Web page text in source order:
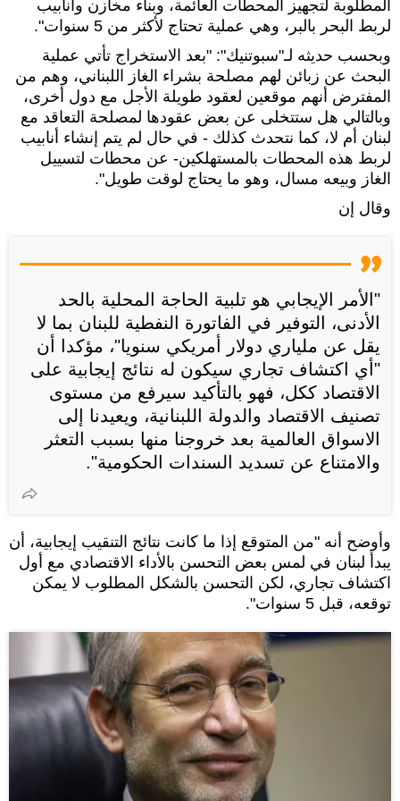
المطلوبة لتجهيز المحطات العائمة، وبناء مخازن وأنابيب
لربط البحر بالبر، وهي عملية تحتاج لأكثر من 5 سنوات".
وبحسب حديثه لـ"سبوتنيك": "بعد الاستخراج تأتي عملية
البحث عن زبائن لهم مصلحة بشراء الغاز اللبناني، وهم من
المفترض أنهم موقعين لعقود طويلة الأجل مع دول أخرى،
وبالتالي هل ستتخلى عن بعض عقودها لمصلحة التعاقد مع
لبنان أم لا، كما نتحدث كذلك - في حال لم يتم إنشاء أنابيب
لربط هذه المحطات بالمستهلكين- عن محطات لتسييل
الغاز وبيعه مسال، وهو ما يحتاج لوقت طويل".
وقال إن
"الأمر الإيجابي هو تلبية الحاجة المحلية بالحد
الأدنى، التوفير في الفاتورة النفطية للبنان بما لا
يقل عن ملياري دولار أمريكي سنويا"، مؤكدا أن
"أي اكتشاف تجاري سيكون له نتائج إيجابية على
الاقتصاد ككل، فهو بالتأكيد سيرفع من مستوى
تصنيف الاقتصاد والدولة اللبنانية، ويعيدنا إلى
الاسواق العالمية بعد خروجنا منها بسبب التعثر
والامتناع عن تسديد السندات الحكومية".
وأوضح أنه "من المتوقع إذا ما كانت نتائج التنقيب إيجابية، أن
يبدأ لبنان في لمس بعض التحسن بالأداء الاقتصادي مع أول
اكتشاف تجاري، لكن التحسن بالشكل المطلوب لا يمكن
توقعه، قبل 5 سنوات".